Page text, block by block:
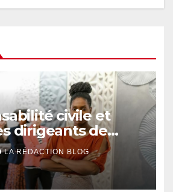
civile et
dirigeants de
LA RÉDACTION BLOG